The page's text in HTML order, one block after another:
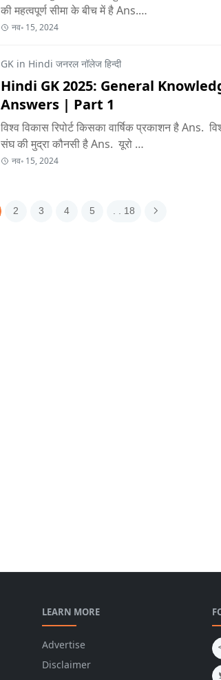
की महत्वपूर्ण सीमा के बीच में है Ans.…
नव॰ 15, 2024
GK in Hindi जनरल नॉलेज हिन्दी
Hindi GK 2025: General
Answers | Part 1
विश्व विकास रिपोर्ट किसका वार्षिक प्रकाशन है Ans.
संघ की मुद्रा कौनसी है Ans. यूरो …
नव॰ 15, 2024
2 3 4 5 . . 18
LEARN MORE
Advertise
Disclaimer